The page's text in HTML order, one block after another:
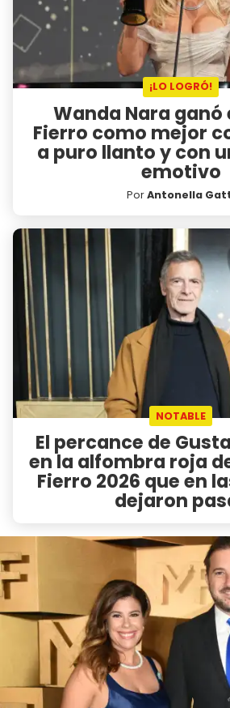
¡LO LOGRÓ!
Wanda Nara ganó
Fierro como mejor
a puro llanto y con
emotivo
PorAntonella
NOTABLE
El percance de
en la alfombra roja
Fierro 2026 que en
dejaron